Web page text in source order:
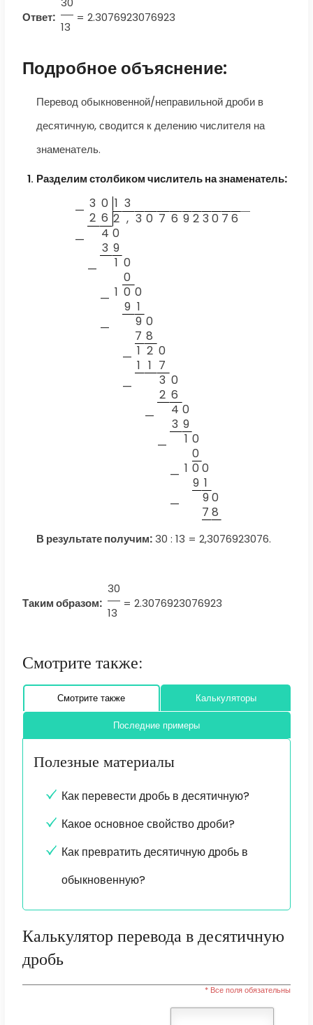
Ответ:
13
= 2.3076923076923
Подробное объяснение:
Перевод обыкновенной/неправильной дроби в
десятичную, сводится к делению числителя на
знаменатель.
Разделим столбиком числитель на знаменатель:
— 3 0 1 3
2 6 2 , 3 0 7 6 9 2 3 0 7 6
—
4 0
3 9
—
1 0
0
— 1 0 0
9 1
—
9 0
7 8
— 1 2 0
1 1 7
—
3 0
2 6
—
4 0
3 9
—
1 0
0
— 1 0 0
9 1
—
9 0
7 8
В результате получим:30 : 13 = 2,3076923076.
Таким образом:
30
13
= 2.3076923076923
Смотрите также:
Смотрите также Калькуляторы
Последние примеры
Полезные материалы
Как перевести дробь в десятичную?
Какое основное свойство дроби?
Как превратить десятичную дробь в
обыкновенную?
Калькулятор перевода в десятичную
дробь
* Все поля обязательны